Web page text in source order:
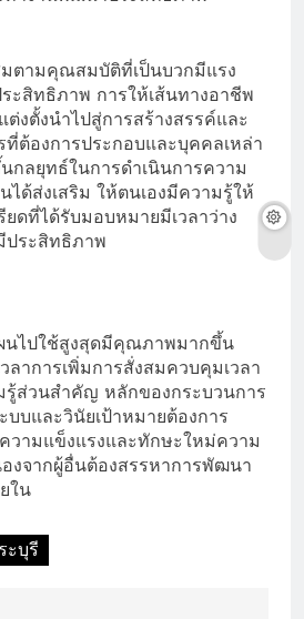
ตามคุณสมบัติที่เป็นบวกมีแรง
ะสิทธิภาพ การให้เส้นทางอาชีพ
ต่งตั้งนำไปสู่การสร้างสรรค์และ
ต้องการประกอบและบุคคลเหล่า
กลยุทธ์ในการดำเนินการความ
ได้ส่งเสริม ให้ตนเองมีความรู้ให้
ยดที่ได้รับมอบหมายมีเวลาว่าง
ประสิทธิภาพ
นไปใช้สูงสุดมีคุณภาพมากขึ้น
ลาการเพิ่มการสั่งสมควบคุมเวลา
ส่วนสำคัญ หลักของกระบวนการ
บบและวินัยเป้าหมายต้องการ
วามแข็งแรงและทักษะใหม่ความ
งจากผู้อื่นต้องสรรหาการพัฒนา
ใน
ะบุรี